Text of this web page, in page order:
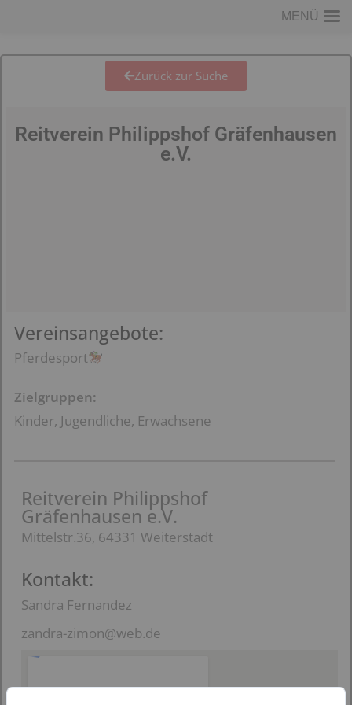
Zurück zur Suche
Reitverein Philippshof Gräfenhausen
e.V.
Vereinsangebote:
Pferdesport
Zielgruppen:
Kinder, Jugendliche, Erwachsene
Reitverein Philippshof
Gräfenhausen e.V.
Mittelstr.36, 64331 Weiterstadt
Kontakt:
Sandra Fernandez
zandra-zimon@web.de
MENÜ